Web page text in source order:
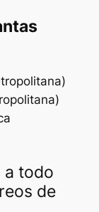
a todo
de